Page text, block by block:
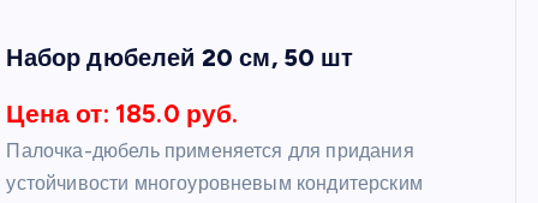
Набор дюбелей 20 см, 50 шт
Цена от: 185.0 руб.
Палочка-дюбель применяется для придания
устойчивости многоуровневым кондитерским